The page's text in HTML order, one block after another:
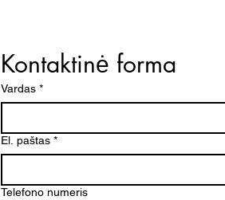
Kontaktinė forma
Vardas *
El. paštas *
Telefono numeris